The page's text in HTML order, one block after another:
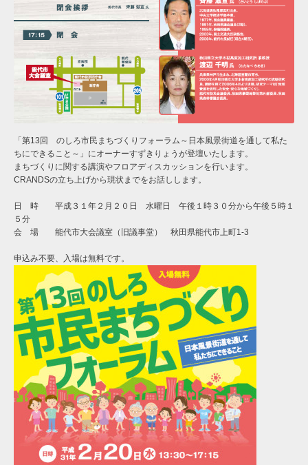
「第13回 のしろ市民まちづくりフォーラム～日本風景街道を通して私た
ちにできること～」にオーナーすずきりょうが登壇いたします。
まちづくりに関する講演やフロアディスカッションを行います。
CRANDSの立ち上げから現状までをお話しします。
日 時 平成３１年２月２０日 水曜日 午後１時３０分から午後５時１
５分
会 場 能代市大会議室（旧議事堂） 秋田県能代市上町1-3
申込み不要、入場は無料です。